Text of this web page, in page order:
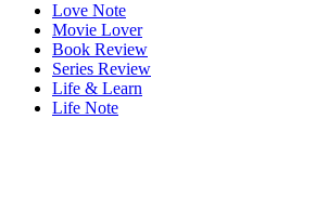
Love Note
Movie Lover
Book Review
Series Review
Life & Learn
Life Note